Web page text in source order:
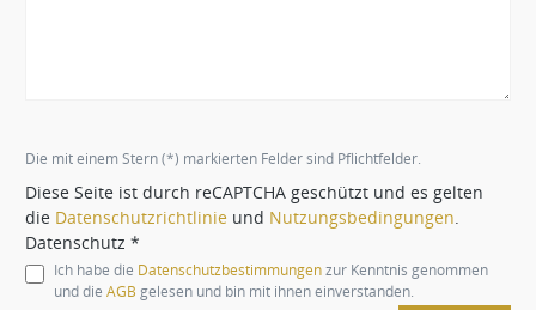
Die mit einem Stern (*) markierten Felder sind Pflichtfelder.
Diese Seite ist durch reCAPTCHA geschützt und es gelten
die Datenschutzrichtlinie und Nutzungsbedingungen.
Datenschutz *
Ich habe die Datenschutzbestimmungenzur Kenntnis genommen
und die AGB gelesen und bin mit ihnen einverstanden.